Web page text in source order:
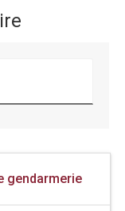
gendarmerie